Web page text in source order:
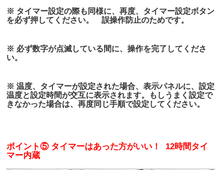
※ タイマー設定の際も同様に、再度、タイマー設定ボタン
を必ず押してください。 誤操作防止のためです。
※ 必ず数字が点滅している間に、操作を完了してくださ
い。
※ 温度、タイマーが設定された場合、表示パネルに、設定
温度と設定時間が交互に表示されます。もしうまく設定で
きなかった場合は、再度同じ手順で設定してください。
ポイント⑤ タイマーはあった方がいい！ 12時間タイ
マー内蔵